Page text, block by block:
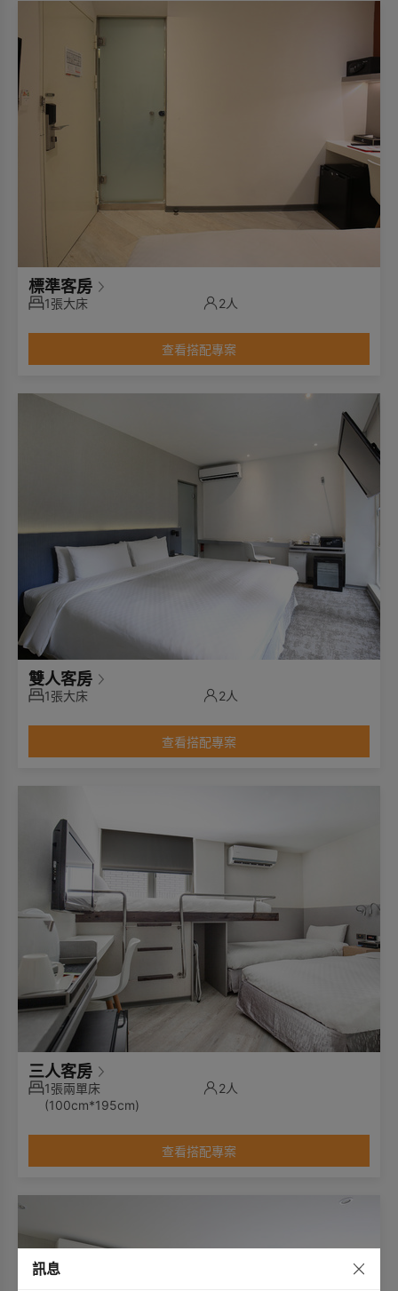
標準客房
1張大床 2人
查看搭配專案
雙人客房
1張大床 2人
查看搭配專案
三人客房
1張兩單床
(100cm*195cm)
2人
查看搭配專案
訊息